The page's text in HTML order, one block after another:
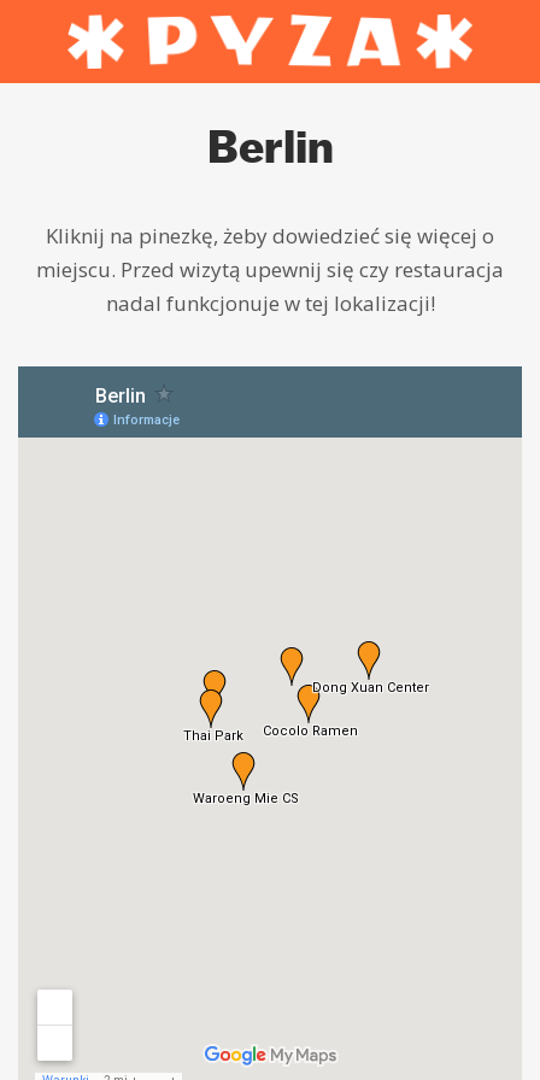
Berlin
Kliknij na pinezkę, żeby dowiedzieć się więcej o
miejscu. Przed wizytą upewnij się czy restauracja
nadal funkcjonuje w tej lokalizacji!